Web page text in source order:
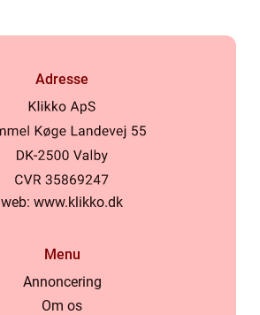
Adresse
web: www.klikko.dk
Menu
Annoncering
Om os